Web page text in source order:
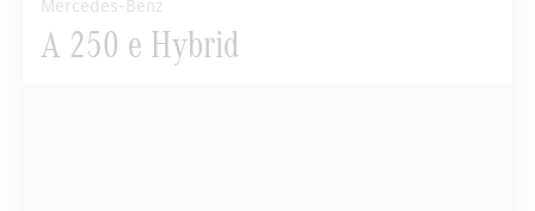
Mercedes-Benz
A 250 e Hybrid